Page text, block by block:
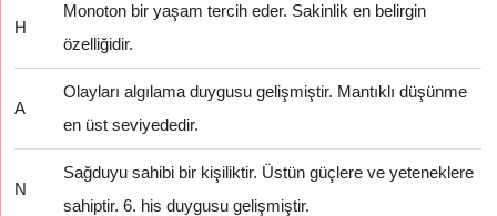
H
Monoton bir yaşam tercih eder. Sakinlik en belirgin
özelliğidir.
A
Olayları algılama duygusu gelişmiştir. Mantıklı düşünme
en üst seviyededir.
N
Sağduyu sahibi bir kişiliktir. Üstün güçlere ve yeteneklere
sahiptir. 6. his duygusu gelişmiştir.